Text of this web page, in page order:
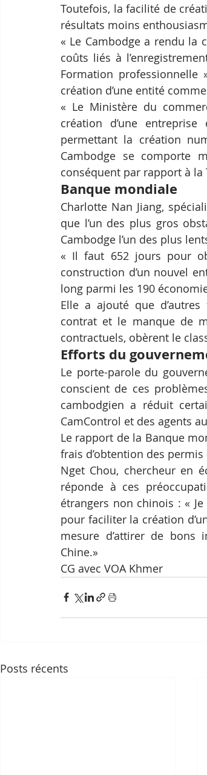
Toutefois, la facilité de
résultats moins
« Le Cambodge a rendu la
coûts liés à
Formation
création d’une entité
« Le Ministère du
création d’une
permettant la création
Cambodge se comporte
conséquent par rapport à
Banque mondiale
Charlotte Nan Jiang,
que l’un des plus gros
Cambodge l’un des plus
« Il faut 652 jours pour
construction d’un nouvel
long parmi les 190
Elle a ajouté que
contrat et le manque de
contractuels, obèrent le
Efforts du
Le porte-parole du
conscient de ces
cambodgien a réduit
CamControl et des agents
Le rapport de la Banque
frais d’obtention des
Nget Chou, chercheur en
réponde à ces
étrangers non chinois : «
pour faciliter la création
mesure d’attirer de bons
Chine.»
CG avec VOA Khmer
Posts récents